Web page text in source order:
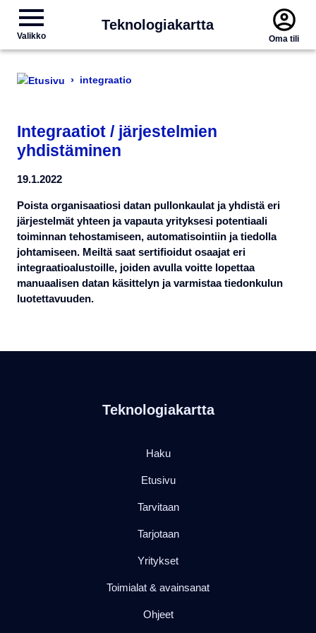
Valikko
Teknologiakartta
Oma tili
› integraatio
Integraatiot / järjestelmien
yhdistäminen
19.1.2022
Poista organisaatiosi datan pullonkaulat ja yhdistä eri
järjestelmät yhteen ja vapauta yrityksesi potentiaali
toiminnan tehostamiseen, automatisointiin ja tiedolla
johtamiseen. Meiltä saat sertifioidut osaajat eri
integraatioalustoille, joiden avulla voitte lopettaa
manuaalisen datan käsittelyn ja varmistaa tiedonkulun
luotettavuuden.
Teknologiakartta
Haku
Etusivu
Tarvitaan
Tarjotaan
Yritykset
Toimialat & avainsanat
Ohjeet